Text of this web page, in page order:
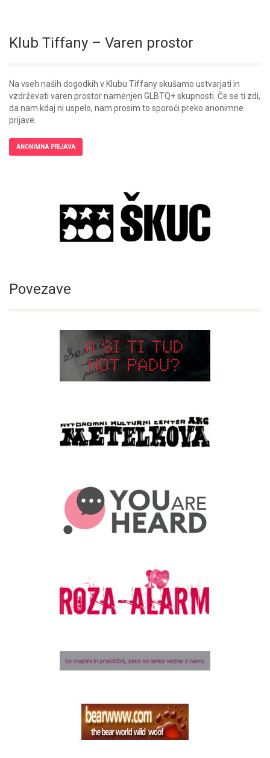
Klub Tiffany – Varen prostor
Na vseh naših dogodkih v Klubu Tiffany skušamo ustvarjati in
vzdrževati varen prostor namenjen GLBTQ+ skupnosti. Če se ti zdi,
da nam kdaj ni uspelo, nam prosim to sporoči preko anonimne
prijave.
ANONIMNA PRIJAVA
Povezave